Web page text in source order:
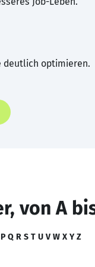
deutlich optimieren.
von A
P Q R S T U V W X Y Z